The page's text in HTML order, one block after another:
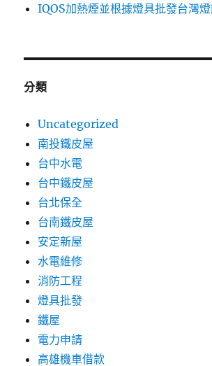
IQOS加熱煙並根據燈具批發台灣
分類
Uncategorized
南投鐵皮屋
台中水電
台中鐵皮屋
台北保全
台南鐵皮屋
安定新屋
水電維修
消防工程
燈具批發
鐵屋
電力申請
高雄機車借款